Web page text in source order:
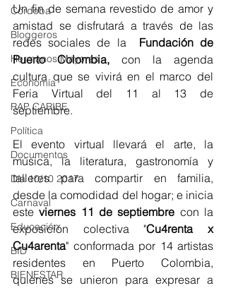
Córdoba
Bloggeros
Hermanos Mayores
Economía
RAP CARIBE
Política
Documentos
Día 10/10 2017
Carnaval
Educación
BID
BIENESTAR
Un fin de semana revestido de amor y
amistad se disfrutará a través de las
redes sociales de la Fundación de
Puerto Colombia, con la agenda
cultura que se vivirá en el marco del
Feria Virtual del 11 al 13 de
septiembre.
El evento virtual llevará el arte, la
música, la literatura, gastronomía y
talleres para compartir en familia,
desde la comodidad del hogar; e inicia
este viernes 11 de septiembre con la
exposición colectiva "Cu4renta x
Cu4arenta" conformada por 14 artistas
residentes en Puerto Colombia,
quienes se unieron para expresar a